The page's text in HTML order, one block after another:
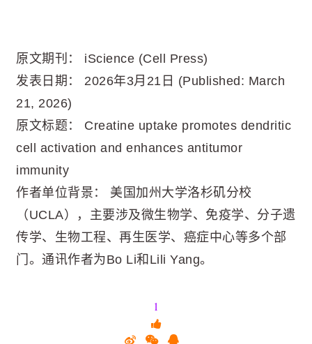
原文期刊： iScience (Cell Press)
发表日期： 2026年3月21日 (Published: March
21, 2026)
原文标题： Creatine uptake promotes dendritic
cell activation and enhances antitumor
immunity
作者单位背景： 美国加州大学洛杉矶分校
（UCLA），主要涉及微生物学、免疫学、分子遗
传学、生物工程、再生医学、癌症中心等多个部
门。通讯作者为Bo Li和Lili Yang。
1